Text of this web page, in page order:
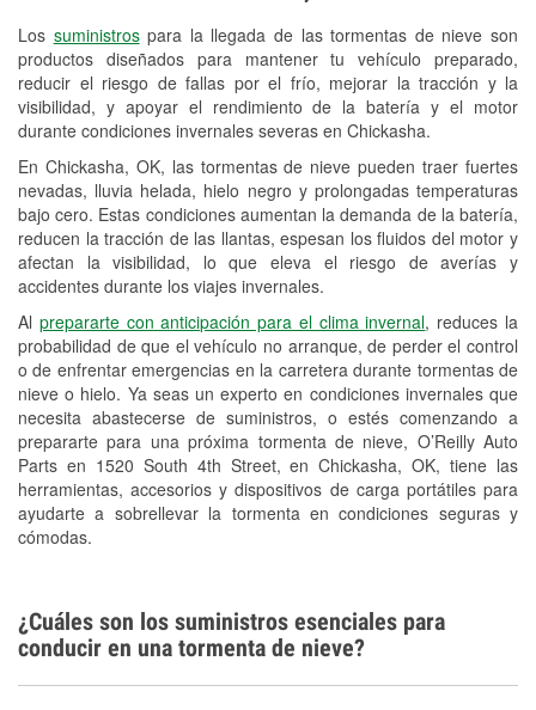
Los suministrospara la llegada de las tormentas de nieve son
productos diseñados para mantener tu vehículo preparado,
reducir el riesgo de fallas por el frío, mejorar la tracción y la
visibilidad, y apoyar el rendimiento de la batería y el motor
durante condiciones invernales severas en Chickasha.
En Chickasha, OK, las tormentas de nieve pueden traer fuertes
nevadas, lluvia helada, hielo negro y prolongadas temperaturas
bajo cero. Estas condiciones aumentan la demanda de la batería,
reducen la tracción de las llantas, espesan los fluidos del motor y
afectan la visibilidad, lo que eleva el riesgo de averías y
accidentes durante los viajes invernales.
Al prepararte con anticipación para el clima invernal, reduces la
probabilidad de que el vehículo no arranque, de perder el control
o de enfrentar emergencias en la carretera durante tormentas de
nieve o hielo. Ya seas un experto en condiciones invernales que
necesita abastecerse de suministros, o estés comenzando a
prepararte para una próxima tormenta de nieve, O’Reilly Auto
Parts en 1520 South 4th Street, en Chickasha, OK, tiene las
herramientas, accesorios y dispositivos de carga portátiles para
ayudarte a sobrellevar la tormenta en condiciones seguras y
cómodas.
Reciclaje de baterías y aceite
Instalación de bombillas de faros
Instalación de limpiaparabrisas
Programa de Préstamo de
Herramientas
Mezcla de pinturas
Rectificación de tambores y discos de
freno
Mangueras hidráulicas a la medida
Snowstorm Supplies
Tornado Supplies
Conoce más
¿Cuáles son los suministros esenciales para
conducir en una tormenta de nieve?